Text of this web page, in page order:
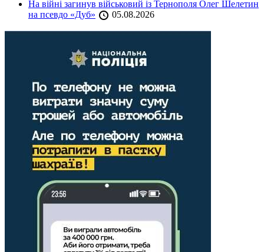
На війні загинув військовий із Тернополя Олег Шелетин
на псевдо «Дуб»
05.08.2026